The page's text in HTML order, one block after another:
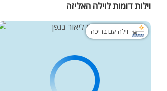
וילות דומות לוילה האליזה
וילה עם בריכה